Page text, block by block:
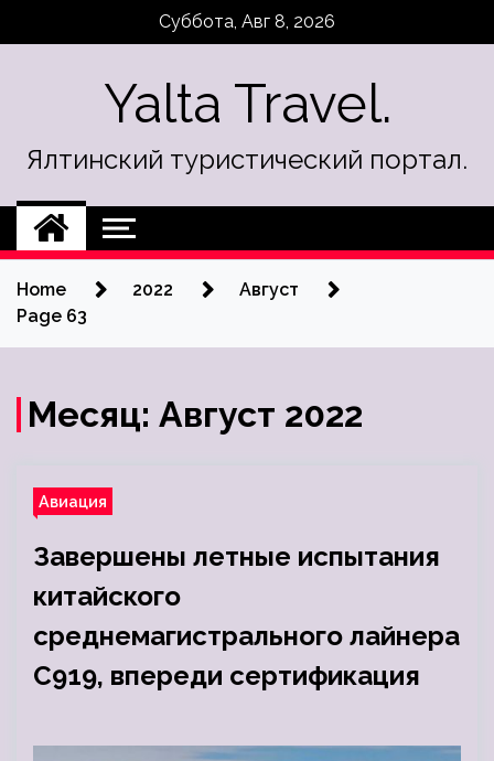
Суббота, Авг 8, 2026
Yalta Travel.
Ялтинский туристический портал.
Home 2022
Август
Page 63
Месяц: Август 2022
Авиация
Завершены летные испытания
китайского
среднемагистрального лайнера
C919, впереди сертификация